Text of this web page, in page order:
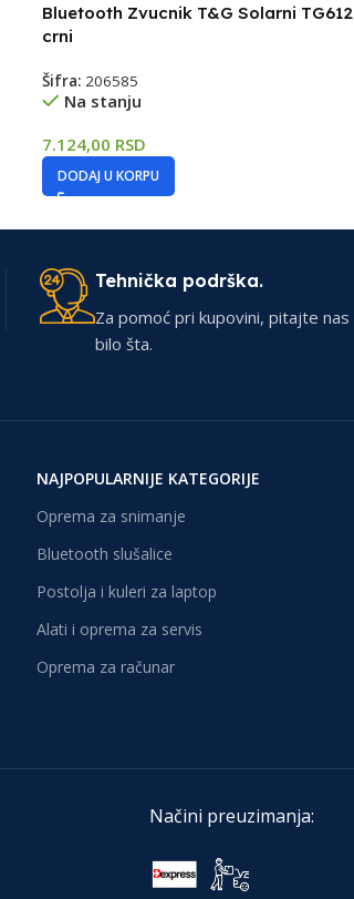
Bluetooth Zvucnik T&G Solarni TG612
crni
Šifra:206585
Na stanju
7.124,00 RSD
DODAJ U KORPU
Tehnička podrška.
Za pomoć pri kupovini, pitajte nas
bilo šta.
NAJPOPULARNIJE KATEGORIJE
Oprema za snimanje
Bluetooth slušalice
Postolja i kuleri za laptop
Alati i oprema za servis
Oprema za računar
Načini preuzimanja: